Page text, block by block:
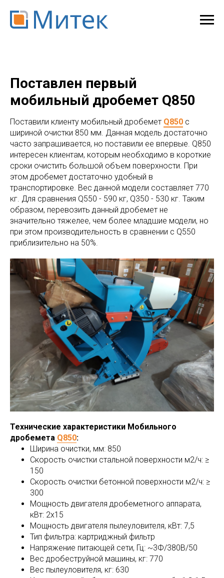
Поставлен первый
мобильный дробемет Q850
Поставили клиенту мобильный дробемет Q850 с
шириной очистки 850 мм. Данная модель достаточно
часто запрашивается, но поставили ее впервые. Q850
интересен клиентам, которым необходимо в короткие
сроки очистить большой объем поверхности. При
этом дробемет достаточно удобный в
транспортировке. Вес данной модели составляет 770
кг. Для сравнения Q550 - 590 кг, Q350 - 530 кг. Таким
образом, перевозить данный дробемет не
значительно тяжелее, чем более младшие модели, но
при этом производительность в сравнении с Q550
приблизительно на 50%.
Технические характеристики Мобильного
дробемета Q850:
Ширина очистки, мм: 850
Скорость очистки стальной поверхности м2/ч: ≥
150
Скорость очистки бетонной поверхности м2/ч: ≥
300
Мощность двигателя дробеметного аппарата,
кВт: 2х15
Мощность двигателя пылеуловителя, кВт: 7,5
Тип фильтра: картриджный фильтр
Напряжение питающей сети, Гц: ~3Ф/380В/50
Вес дробеструйной машины, кг: 770
Вес пылеуловителя, кг: 630